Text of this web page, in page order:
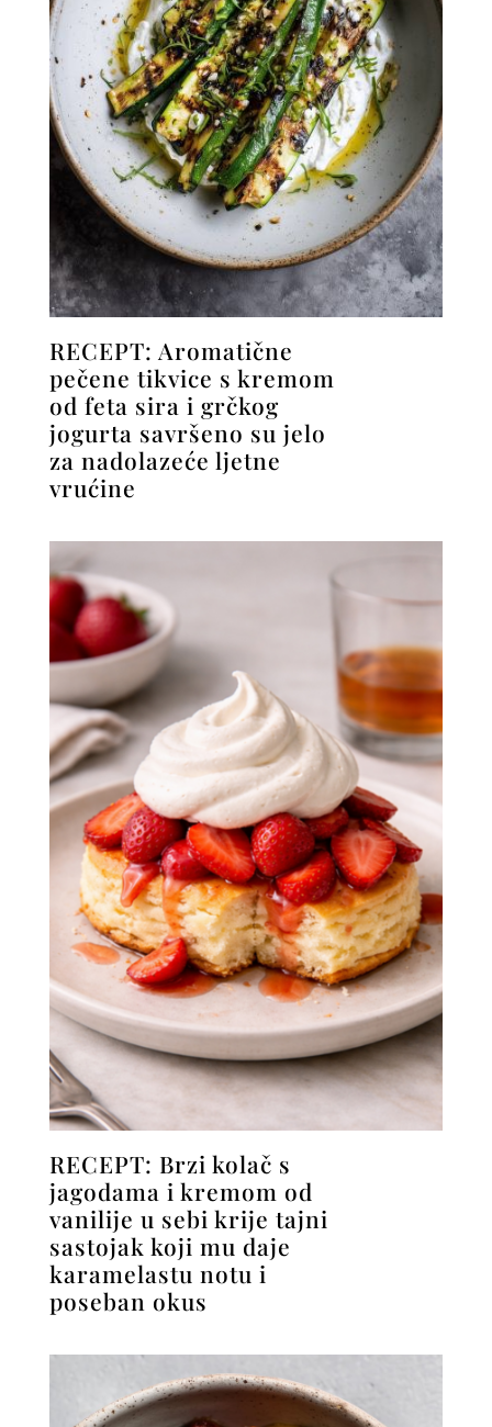
RECEPT: Aromatične
pečene tikvice s kremom
od feta sira i grčkog
jogurta savršeno su jelo
za nadolazeće ljetne
vrućine
RECEPT: Brzi kolač s
jagodama i kremom od
vanilije u sebi krije tajni
sastojak koji mu daje
karamelastu notu i
poseban okus